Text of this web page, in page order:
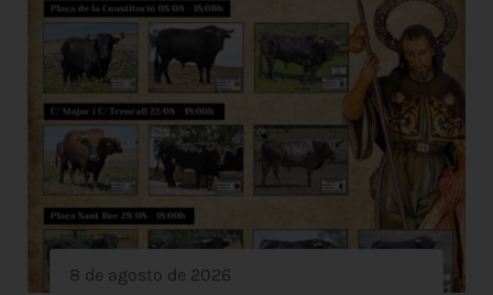
8 de agosto de 2026